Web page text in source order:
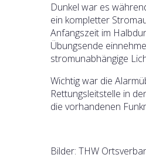
Dunkel war es
ein kompletter
Anfangszeit im
Übungsende
stromunabhängige
Wichtig war die
Rettungsleitstelle in
die vorhandenen
Bilder: THW